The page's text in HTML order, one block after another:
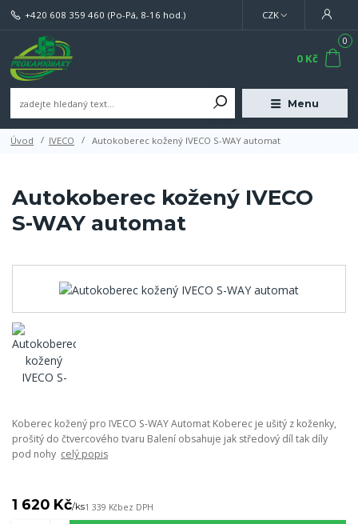
Menu
CZK
+420 608 359 460 (Po-Pá, 8-16 hod.)
0
0 Kč
Úvod IVECO Autokoberec kožený IVECO S-WAY automat
Autokoberec kožený IVECO
S-WAY automat
Koberec kožený pro IVECO S-WAY Automat Koberec je ušitý z koženky,
prošitý do čtvercového tvaru Balení obsahuje jak středový díl tak díly
pod nohy celý popis
1 620 Kč/ks1 339 Kčbez DPH